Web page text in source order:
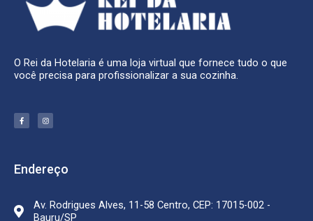
O Rei da Hotelaria é uma loja virtual que fornece tudo o que
você precisa para profissionalizar a sua cozinha.
F
a
c
k
-
I
n
s
m
Endereço
Av. Rodrigues Alves, 11-58 Centro, CEP: 17015-002 -
Bauru/SP